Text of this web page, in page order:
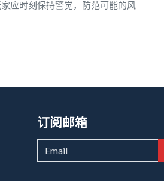
应时刻保持警觉，防范可能的风
订阅邮箱